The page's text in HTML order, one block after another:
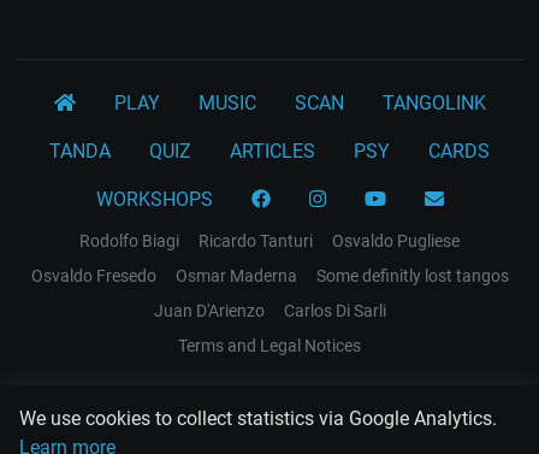
We use cookies to collect statistics via Google Analytics.
Learn more
PLAY MUSIC SCAN TANGOLINK
TANDA QUIZ ARTICLES PSY CARDS
WORKSHOPS
Rodolfo Biagi Ricardo Tanturi
Osvaldo Pugliese
Osvaldo Fresedo
Osmar Maderna
Some definitly lost tangos
Juan D'Arienzo
Carlos Di Sarli
Terms and Legal Notices
EL RECODO TANGO